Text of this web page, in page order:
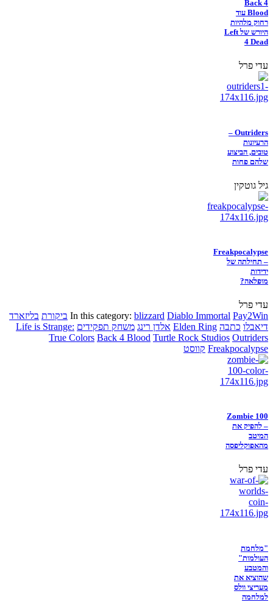
Back 4
Blood עוד
רחוק מלהיות
היורש של Left
4 Dead
עדי פרל
Outriders –
הרעיונות
טובים, הביצוע
שלהם פחות
גיל גוטקין
Freakpocalypse
– תחילתה של
ידידות
מופלאה?
עדי פרל
In this category: blizzard Diablo Immortal Pay2Win ביקורת בליזארד
דיאבלו כתבה Elden Ring אלדן רינג משחק תפקידים Life is Strange:
True Colors Back 4 Blood Turtle Rock Studios Outriders
Freakpocalypse קווסט
Zombie 100
– להפיק את
המיטב
מהאפוקליפסה
עדי פרל
"מלחמת
העולמות"
והמטבע
שהוציא את
מעריצי וולס
למלחמה